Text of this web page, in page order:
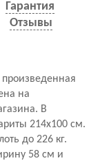
Гарантия
Отзывы
произведенная
на
В
214x100 см.
до 226 кг.
58 см и